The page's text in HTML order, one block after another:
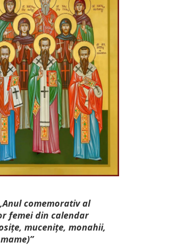
comemorativ al
femei din calendar
mu­cenițe, monahii,